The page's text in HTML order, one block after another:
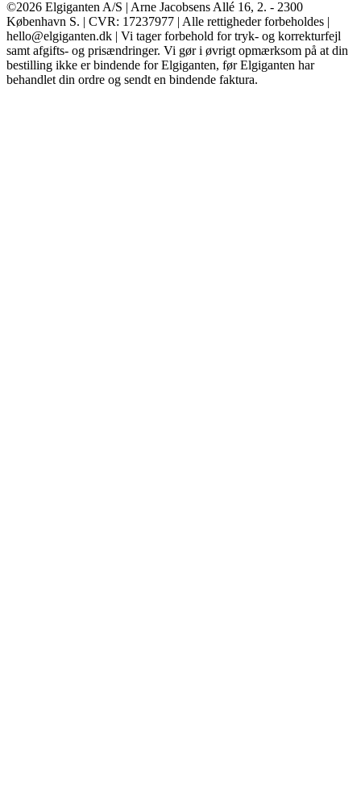
©2026 Elgiganten A/S | Arne Jacobsens Allé 16, 2. - 2300
København S. | CVR: 17237977 | Alle rettigheder forbeholdes |
hello@elgiganten.dk | Vi tager forbehold for tryk- og korrekturfejl
samt afgifts- og prisændringer. Vi gør i øvrigt opmærksom på at din
bestilling ikke er bindende for Elgiganten, før Elgiganten har
behandlet din ordre og sendt en bindende faktura.